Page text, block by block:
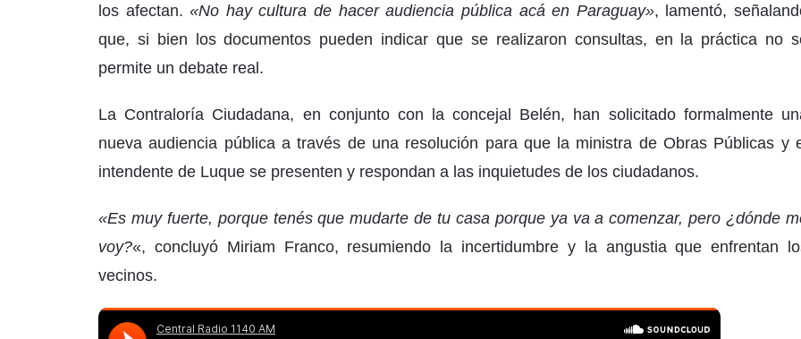
los afectan. «No hay cultura de hacer audiencia pública acá en Paraguay», lamentó,
que, si bien los documentos pueden indicar que se realizaron consultas, en la práctica no
permite un debate real.
La Contraloría Ciudadana, en conjunto con la concejal Belén, han solicitado formalmente
nueva audiencia pública a través de una resolución para que la ministra de Obras Públicas y
intendente de Luque se presenten y respondan a las inquietudes de los ciudadanos.
«Es muy fuerte, porque tenés que mudarte de tu casa porque ya va a comenzar, pero ¿dónde
voy?«, concluyó Miriam Franco, resumiendo la incertidumbre y la angustia que enfrentan
vecinos.